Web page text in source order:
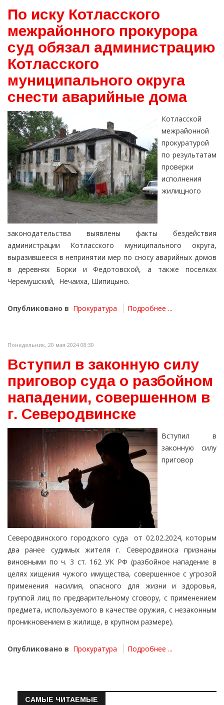
По иску Котласского
межрайонного прокурора
суд обязал администрацию
Котласского
муниципального округа
снести аварийные дома
Котласской
межрайонной
прокуратурой
по результатам
проверки
исполнения
жилищного
законодательства выявлены факты бездействия
администрации Котласского муниципального округа,
выразившееся в непринятии мер по сносу аварийных домов
в деревнях Борки и Федотовской, а также поселках
Черемушский, Нечаиха, Шипицыно.
Опубликовано в Прокуратура Подробнее ...
Понедельник, 20 мая 2024 08:30
Вступил в законную силу
приговор суда о разбойном
нападении, совершенном в
г. Северодвинске
Вступил в
законную силу
приговор
Северодвинского городского суда от 02.02.2024, которым
два ранее судимых жителя г. Северодвинска признаны
виновными по ч. 3 ст. 162 УК РФ (разбойное нападение в
целях хищения чужого имущества, совершенное с угрозой
применения насилия, опасного для жизни и здоровья,
группой лиц по предварительному сговору, с применением
предмета, используемого в качестве оружия, с незаконным
проникновением в жилище, в крупном размере).
Опубликовано в Прокуратура Подробнее ...
САМЫЕ ЧИТАЕМЫЕ